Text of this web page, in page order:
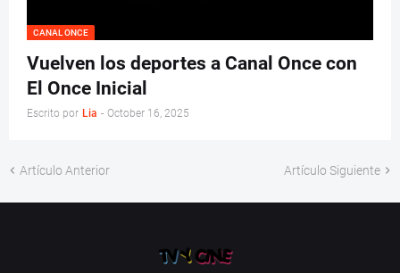
CANAL ONCE
Vuelven los deportes a Canal Once con
El Once Inicial
Escrito por Lia - October 16, 2025
Artículo Anterior Artículo Siguiente